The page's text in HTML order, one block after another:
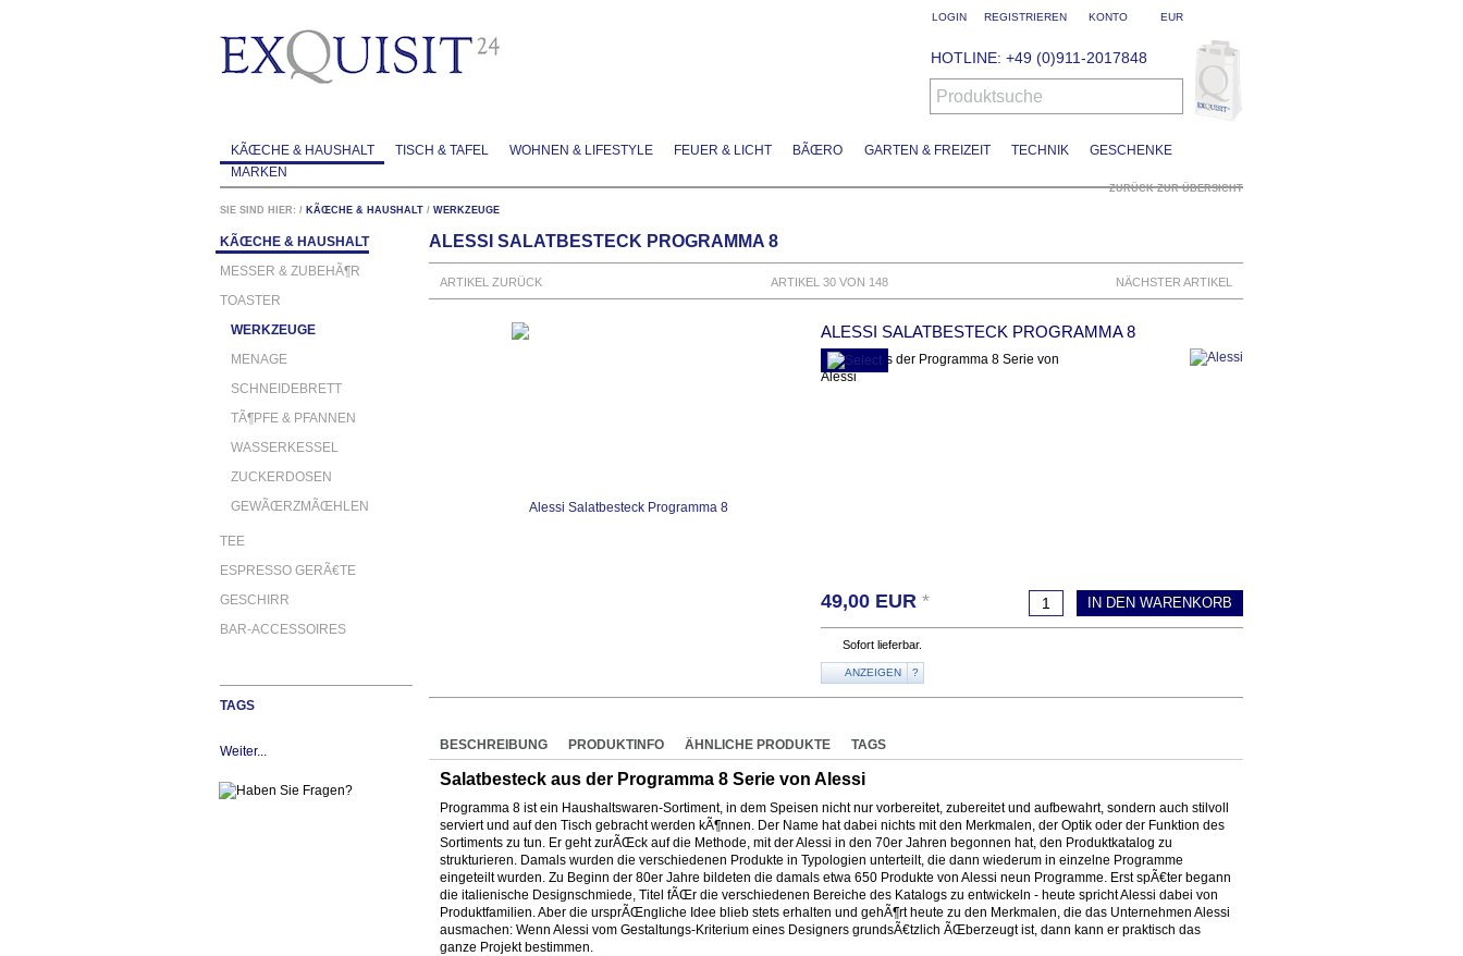
EUR
KONTO
LOGIN REGISTRIEREN
KÃŒCHE & HAUSHALT TISCH & TAFEL WOHNEN & LIFESTYLE FEUER & LICHT BÃŒRO GARTEN & FREIZEIT TECHNIK
GESCHENKE
MARKEN
HOTLINE: +49 (0)911-2017848
Produktsuche
SIE SIND HIER: / KÃŒCHE & HAUSHALT / WERKZEUGE
KÃŒCHE & HAUSHALT
MESSER & ZUBEHÃ¶R
TOASTER
WERKZEUGE
MENAGE
SCHNEIDEBRETT
TÃ¶PFE & PFANNEN
WASSERKESSEL
ZUCKERDOSEN
GEWÃŒRZMÃŒHLEN
TEE
ESPRESSO GERÃ€TE
GESCHIRR
BAR-ACCESSOIRES
TAGS
Weiter...
ZURÜCK ZUR ÜBERSICHT
ALESSI SALATBESTECK PROGRAMMA 8
ARTIKEL ZURÜCK ARTIKEL 30 VON 148 NÄCHSTER ARTIKEL
ALESSI SALATBESTECK PROGRAMMA 8
Besteck aus der Programma 8 Serie von
Alessi
49,00 EUR * IN DEN WARENKORB
Sofort lieferbar.
ANZEIGEN ?
BESCHREIBUNG PRODUKTINFO ÄHNLICHE PRODUKTE TAGS
Salatbesteck aus der Programma 8 Serie von Alessi
Programma 8 ist ein Haushaltswaren-Sortiment, in dem Speisen nicht nur vorbereitet, zubereitet und aufbewahrt, sondern auch stilvoll
serviert und auf den Tisch gebracht werden kÃ¶nnen. Der Name hat dabei nichts mit den Merkmalen, der Optik oder der Funktion des
Sortiments zu tun. Er geht zurÃŒck auf die Methode, mit der Alessi in den 70er Jahren begonnen hat, den Produktkatalog zu
strukturieren. Damals wurden die verschiedenen Produkte in Typologien unterteilt, die dann wiederum in einzelne Programme
eingeteilt wurden. Zu Beginn der 80er Jahre bildeten die damals etwa 650 Produkte von Alessi neun Programme. Erst spÃ€ter begann
die italienische Designschmiede, Titel fÃŒr die verschiedenen Bereiche des Katalogs zu entwickeln - heute spricht Alessi dabei von
Produktfamilien. Aber die ursprÃŒngliche Idee blieb stets erhalten und gehÃ¶rt heute zu den Merkmalen, die das Unternehmen Alessi
ausmachen: Wenn Alessi vom Gestaltungs-Kriterium eines Designers grundsÃ€tzlich ÃŒberzeugt ist, dann kann er praktisch das
ganze Projekt bestimmen.